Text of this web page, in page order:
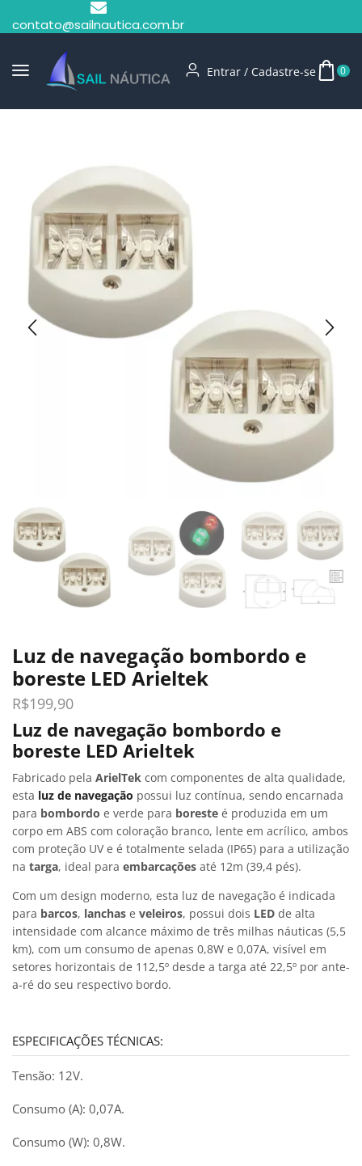
contato@sailnautica.com.br
Entrar / Cadastre-se 0
Luz de navegação bombordo e
boreste LED Arieltek
R$199,90
Luz de navegação bombordo e
boreste LED Arieltek
Fabricado pela ArielTek com componentes de alta qualidade,
esta luz de navegação possui luz contínua, sendo encarnada
para bombordo e verde para boreste é produzida em um
corpo em ABS com coloração branco, lente em acrílico, ambos
com proteção UV e é totalmente selada (IP65) para a utilização
na targa, ideal para embarcações até 12m (39,4 pés).
Com um design moderno, esta luz de navegação é indicada
para barcos, lanchas e veleiros, possui dois LED de alta
intensidade com alcance máximo de três milhas náuticas (5,5
km), com um consumo de apenas 0,8W e 0,07A, visível em
setores horizontais de 112,5º desde a targa até 22,5º por ante-
a-ré do seu respectivo bordo.
ESPECIFICAÇÕES TÉCNICAS:
Tensão: 12V.
Consumo (A): 0,07A.
Consumo (W): 0,8W.